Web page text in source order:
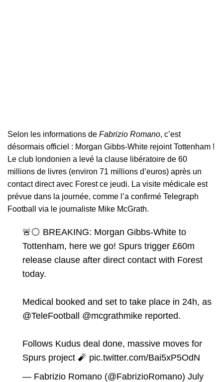
Selon les informations de Fabrizio Romano, c’est
désormais officiel : Morgan Gibbs-White rejoint Tottenham !
Le club londonien a levé la clause libératoire de 60
millions de livres (environ 71 millions d’euros) après un
contact direct avec Forest ce jeudi. La visite médicale est
prévue dans la journée, comme l’a confirmé Telegraph
Football via le journaliste Mike McGrath.
🚨⚪️ BREAKING: Morgan Gibbs-White to
Tottenham, here we go! Spurs trigger £60m
release clause after direct contact with Forest
today.
Medical booked and set to take place in 24h, as
@TeleFootball
@mcgrathmike reported.
Follows Kudus deal done, massive moves for
Spurs project 🧨 pic.twitter.com/Bai5xP5OdN
— Fabrizio Romano (@FabrizioRomano) July